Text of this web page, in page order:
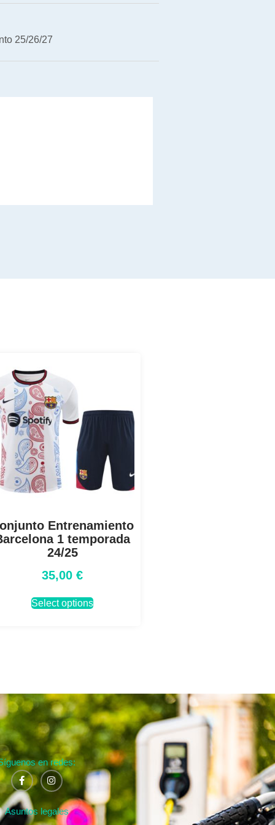
25/26/27
Entrenamiento
1 temporada
24/25
35,00 €
Select options
en redes:
Asuntos legales